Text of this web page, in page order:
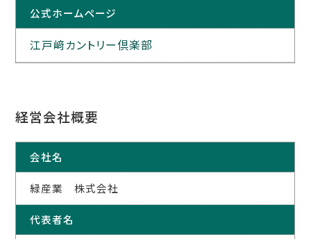
公式ホームページ
江戸﨑カントリー倶楽部
経営会社概要
会社名
緑産業 株式会社
代表者名